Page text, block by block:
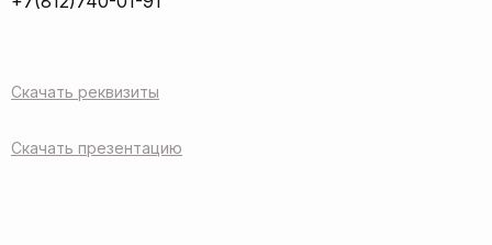
Скачать реквизиты
Скачать презентацию